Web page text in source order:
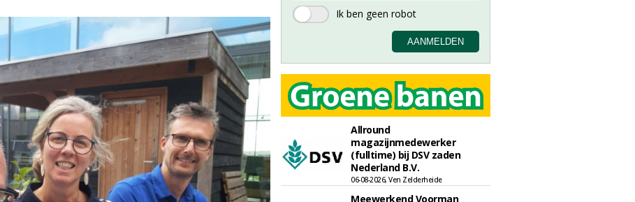
Allround
magazijnmedewerker
(fulltime) bij DSV zaden
Nederland B.V.
06-08-2026, Ven Zelderheide
Meewerkend Voorman